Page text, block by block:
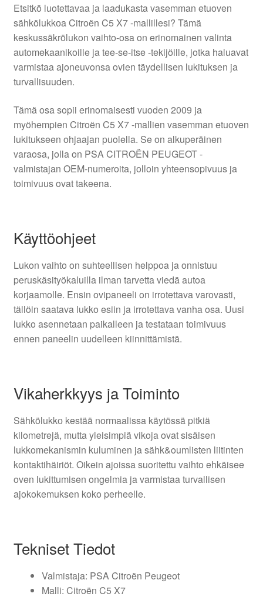
Etsitkö luotettavaa ja laadukasta vasemman etuoven
sähkölukkоa Citroën C5 X7 -mallillesi? Tämä
keskussäkrölukon vaihto-osa on erinomainen valinta
automekaanikoille ja tee-se-itse -tekijöille, jotka haluavat
varmistaa ajoneuvonsa ovien täydellisen lukituksen ja
turvallisuuden.
Tämä osa sopii erinomaisesti vuoden 2009 ja
myöhempien Citroën C5 X7 -mallien vasemman etuoven
lukitukseen ohjaajan puolella. Se on alkuperäinen
varaosa, jolla on PSA CITROËN PEUGEOT -
valmistajan OEM-numeroita, jolloin yhteensopivuus ja
toimivuus ovat takeena.
Käyttöohjeet
Lukon vaihto on suhteellisen helppoa ja onnistuu
peruskäsityökaluilla ilman tarvetta viedä autoa
korjaamolle. Ensin ovipaneeli on irrotettava varovasti,
tällöin saatava lukko esiin ja irrotettava vanha osa. Uusi
lukko asennetaan paikalleen ja testataan toimivuus
ennen paneelin uudelleen kiinnittämistä.
Vikaherkkyys ja Toiminto
Sähkölukkо kestää normaalissa käytössä pitkiä
kilometrejä, mutta yleisimpiä vikoja ovat sisäisen
lukkomekanismin kuluminen ja sähk&oumlisten liitinten
kontaktihäiriöt. Oikein ajoissa suoritettu vaihto ehkäisee
oven lukittumisen ongelmia ja varmistaa turvallisen
ajokokemuksen koko perheelle.
Tekniset Tiedot
Valmistaja: PSA Citroën Peugeot
Malli: Citroën C5 X7